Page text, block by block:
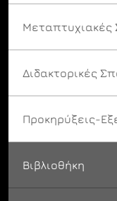
Μεταπτυχιακές
Διδακτορικές
Προκηρύξεις-
Βιβλιοθήκη